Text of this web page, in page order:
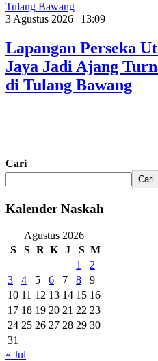
Tulang Bawang
3 Agustus 2026 | 13:09
Lapangan Perseka
Jaya Jadi Ajang
di Tulang Bawang
Cari
Cari
Kalender Naskah
Agustus 2026
S
S R K J S M
1
2
3
4 5 6 7 8
9
10 11 12 13 14 15 16
17 18 19 20 21 22 23
24 25 26 27 28 29 30
31
« Jul